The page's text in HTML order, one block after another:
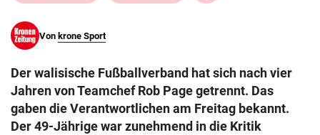
search
eingeben
Von krone Sport
Der walisische Fußballverband hat sich nach vier
Jahren von Teamchef Rob Page getrennt. Das
gaben die Verantwortlichen am Freitag bekannt.
Der 49-Jährige war zunehmend in die Kritik